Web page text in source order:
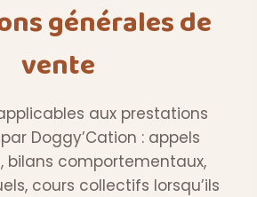
générales de
vente
aux prestations
Doggy’Cation : appels
bilans comportementaux,
cours collectifs lorsqu’ils